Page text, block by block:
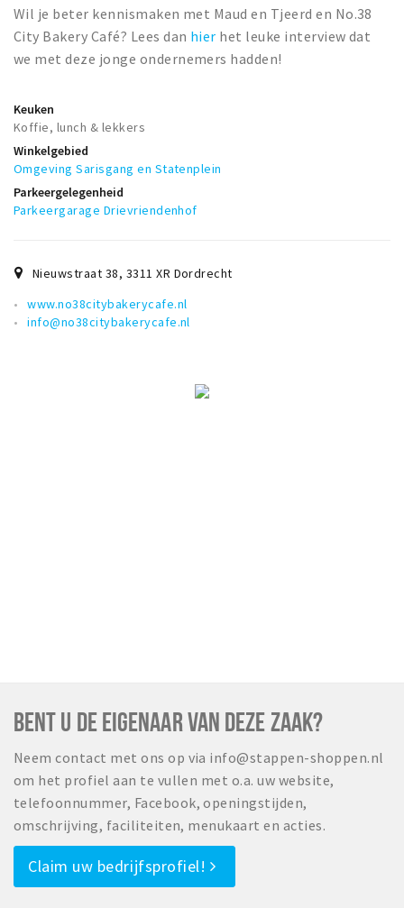
Wil je beter kennismaken met Maud en Tjeerd en No.38
City Bakery Café? Lees dan hier het leuke interview dat
we met deze jonge ondernemers hadden!
Keuken
Koffie, lunch & lekkers
Winkelgebied
Omgeving Sarisgang en Statenplein
Parkeergelegenheid
Parkeergarage Drievriendenhof
Nieuwstraat 38, 3311 XR Dordrecht
www.no38citybakerycafe.nl
info@no38citybakerycafe.nl
BENT U DE EIGENAAR VAN DEZE ZAAK?
Neem contact met ons op via info@stappen-shoppen.nl
om het profiel aan te vullen met o.a. uw website,
telefoonnummer, Facebook, openingstijden,
omschrijving, faciliteiten, menukaart en acties.
Claim uw bedrijfsprofiel!